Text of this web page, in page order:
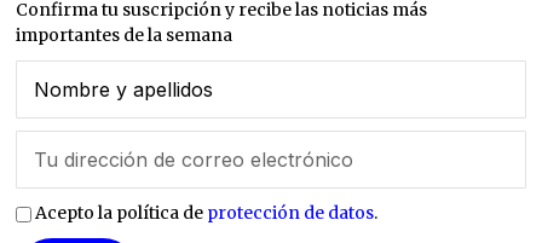
Confirma tu suscripción y recibe las noticias más
importantes de la semana
Acepto la política de protección de datos.